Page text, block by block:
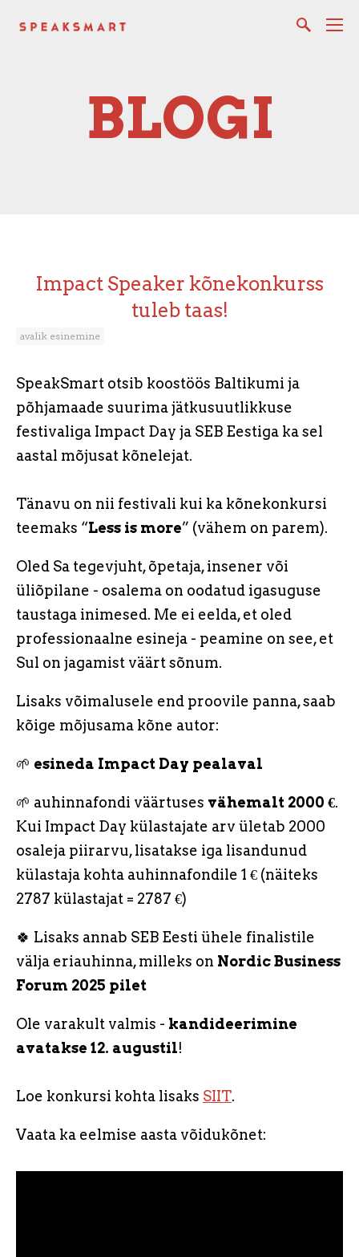
BLOGI
Impact Speaker kõnekonkurss
tuleb taas!
avalik esinemine
SpeakSmart otsib koostöös Baltikumi ja
põhjamaade suurima jätkusuutlikkuse
festivaliga Impact Day ja SEB Eestiga ka sel
aastal mõjusat kõnelejat.
Tänavu on nii festivali kui ka kõnekonkursi
teemaks “Less is more” (vähem on parem).
Oled Sa tegevjuht, õpetaja, insener või
üliõpilane - osalema on oodatud igasuguse
taustaga inimesed. Me ei eelda, et oled
professionaalne esineja - peamine on see, et
Sul on jagamist väärt sõnum.
Lisaks võimalusele end proovile panna, saab
kõige mõjusama kõne autor:
🌱 esineda Impact Day pealaval
🌱 auhinnafondi väärtuses vähemalt 2000 €.
Kui Impact Day külastajate arv ületab 2000
osaleja piirarvu, lisatakse iga lisandunud
külastaja kohta auhinnafondile 1 € (näiteks
2787 külastajat = 2787 €)
🍀 Lisaks annab SEB Eesti ühele finalistile
välja eriauhinna, milleks on Nordic Business
Forum 2025 pilet
Ole varakult valmis - kandideerimine
avatakse 12. augustil!
Loe konkursi kohta lisaks SIIT.
Vaata ka eelmise aasta võidukõnet: